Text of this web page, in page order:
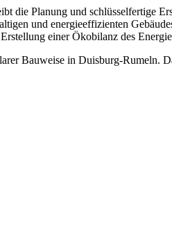
die Planung und schlüsselfertige
und energieeffizienten
einer Ökobilanz des
Bauweise in Duisburg-